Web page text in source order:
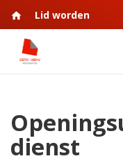
Lid worden
dienst